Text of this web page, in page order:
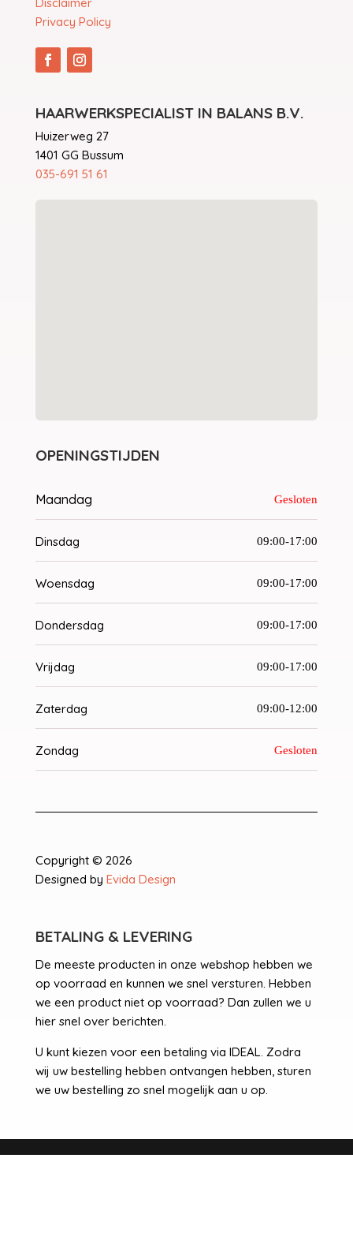
Privacy Policy
HAARWERKSPECIALIST IN BALANS B.V.
Huizerweg 27
1401 GG Bussum
035-691 51 61
OPENINGSTIJDEN
Maandag Gesloten
Dinsdag 09:00-17:00
Woensdag 09:00-17:00
Dondersdag 09:00-17:00
Vrijdag 09:00-17:00
Zaterdag 09:00-12:00
Zondag Gesloten
Copyright © 2026
Designed by Evida Design
BETALING & LEVERING
De meeste producten in onze webshop hebben we
op voorraad en kunnen we snel versturen. Hebben
we een product niet op voorraad? Dan zullen we u
hier snel over berichten.
U kunt kiezen voor een betaling via IDEAL. Zodra
wij uw bestelling hebben ontvangen hebben, sturen
we uw bestelling zo snel mogelijk aan u op.